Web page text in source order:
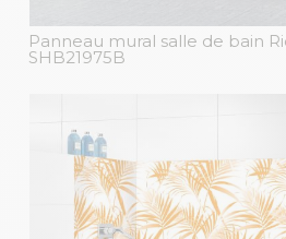
Panneau mural salle de bain
SHB21975B